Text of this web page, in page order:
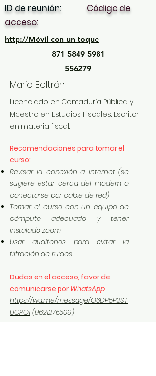
ID de reunión: Código de
acceso:
http://Móvil con un toque
871 5849 5981
556279
Mario Beltrán
Licenciado en Contaduría Pública y
Maestro en Estudios Fiscales. Escritor
en materia fiscal.
Recomendaciones para tomar el
curso:
Revisar la conexión a internet (se
sugiere estar cerca del modem o
conectarse por cable de red)
Tomar el curso con un equipo de
cómputo adecuado y tener
instalado zoom
Usar audífonos para evitar la
filtración de ruidos
Dudas en el acceso, favor de
comunicarse por WhatsApp
https://wa.me/message/O6DP5P2ST
UGPO1 (9621276509)